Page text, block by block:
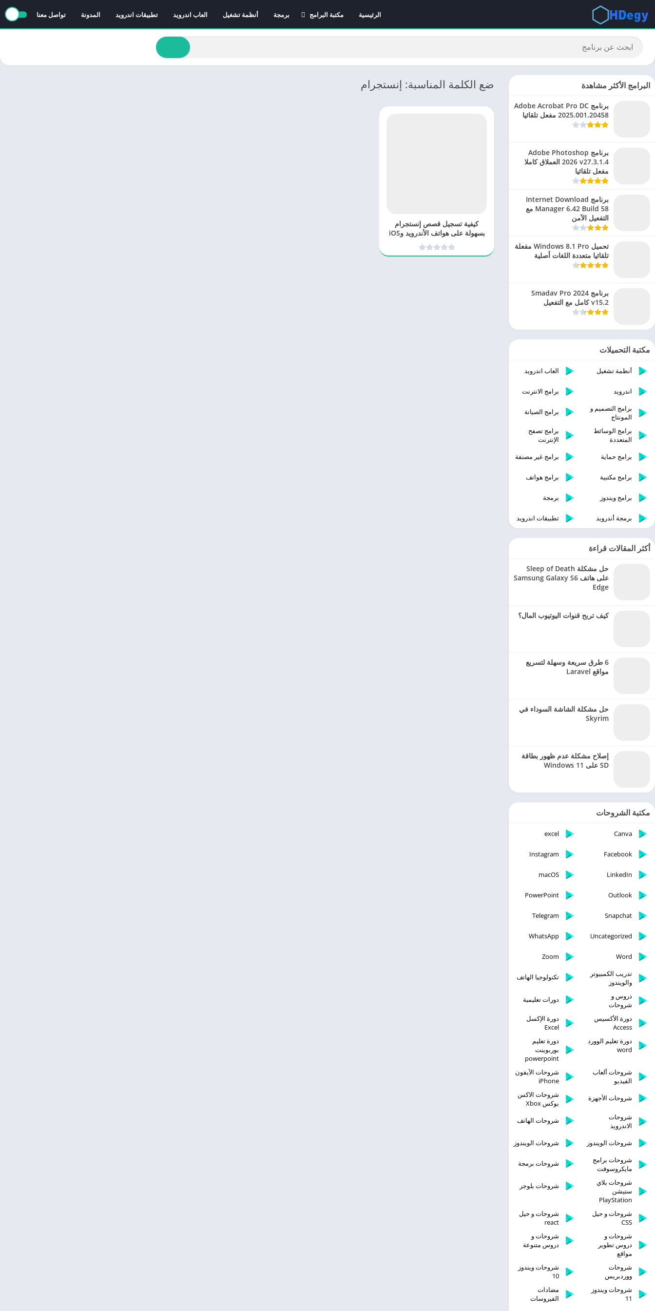
الرئيسية
مكتبة البرامج
برامج الانترنت
برمجة أنظمة تشغيل العاب اندرويد تطبيقات اندرويد المدونة تواصل معنا
ضع الكلمة المناسبة: إنستجرام
كيفية تسجيل قصص إنستجرام
بسهولة على هواتف الأندرويد وiOS
البرامج الأكثر مشاهدة
برنامج Adobe Acrobat Pro DC
2025.001.20458 مفعل تلقائيا
برنامج Adobe Photoshop
2026 v27.3.1.4 العملاق كاملا
مفعل تلقائيا
برنامج Internet Download
Manager 6.42 Build 58 مع
التفعيل الآمن
تحميل Windows 8.1 Pro مفعلة
تلقائيا متعددة اللغات أصلية
برنامج Smadav Pro 2024
v15.2 كامل مع التفعيل
مكتبة التحميلات
أنظمة تشغيل العاب اندرويد
اندرويد
برامج الانترنت
برامج التصميم و
المونتاج
برامج الصيانة
برامج الوسائط
المتعددة
برامج تصفح
الإنترنت
برامج حماية
برامج غير مصنفة
برامج مكتبية برامج هواتف
برامج ويندوز برمجة
برمجة أندرويد تطبيقات اندرويد
أكثر المقالات قراءة
حل مشكلة Sleep of Death
على هاتف Samsung Galaxy S6
Edge
كيف تربح قنوات اليوتيوب المال؟
6 طرق سريعة وسهلة لتسريع
مواقع Laravel
حل مشكلة الشاشة السوداء في
Skyrim
إصلاح مشكلة عدم ظهور بطاقة
SD على Windows 11
مكتبة الشروحات
Canva
excel
Facebook
Instagram
LinkedIn
macOS
Outlook
PowerPoint
Snapchat
Telegram
Uncategorized
WhatsApp
Word
Zoom
تدريب الكمبيوتر
والويندوز
تكنولوجيا الهاتف
دروس و
شروحات
دورات تعليمية
دورة الأكسيس
Access
دورة الإكسل
Excel
دورة تعليم الوورد
word
دورة تعليم
بوربوينت
powerpoint
شروحات ألعاب
الفيديو
شروحات الآيفون
iPhone
شروحات الأجهزة
شروحات الاكس
بوكس Xbox
شروحات
الاندرويد
شروحات الهاتف
شروحات الويندوز
شروحات الويندوز
شروحات برامج
مايكروسوفت
شروحات برمجة
شروحات بلاي
ستيشن
PlayStation
شروحات بلوجر
شروحات و حيل
CSS
شروحات و حيل
react
شروحات و
دروس تطوير
مواقع
شروحات و
دروس متنوعة
شروحات
ووردبريس
شروحات ويندوز
10
شروحات ويندوز
11
مضادات
الفيروسات